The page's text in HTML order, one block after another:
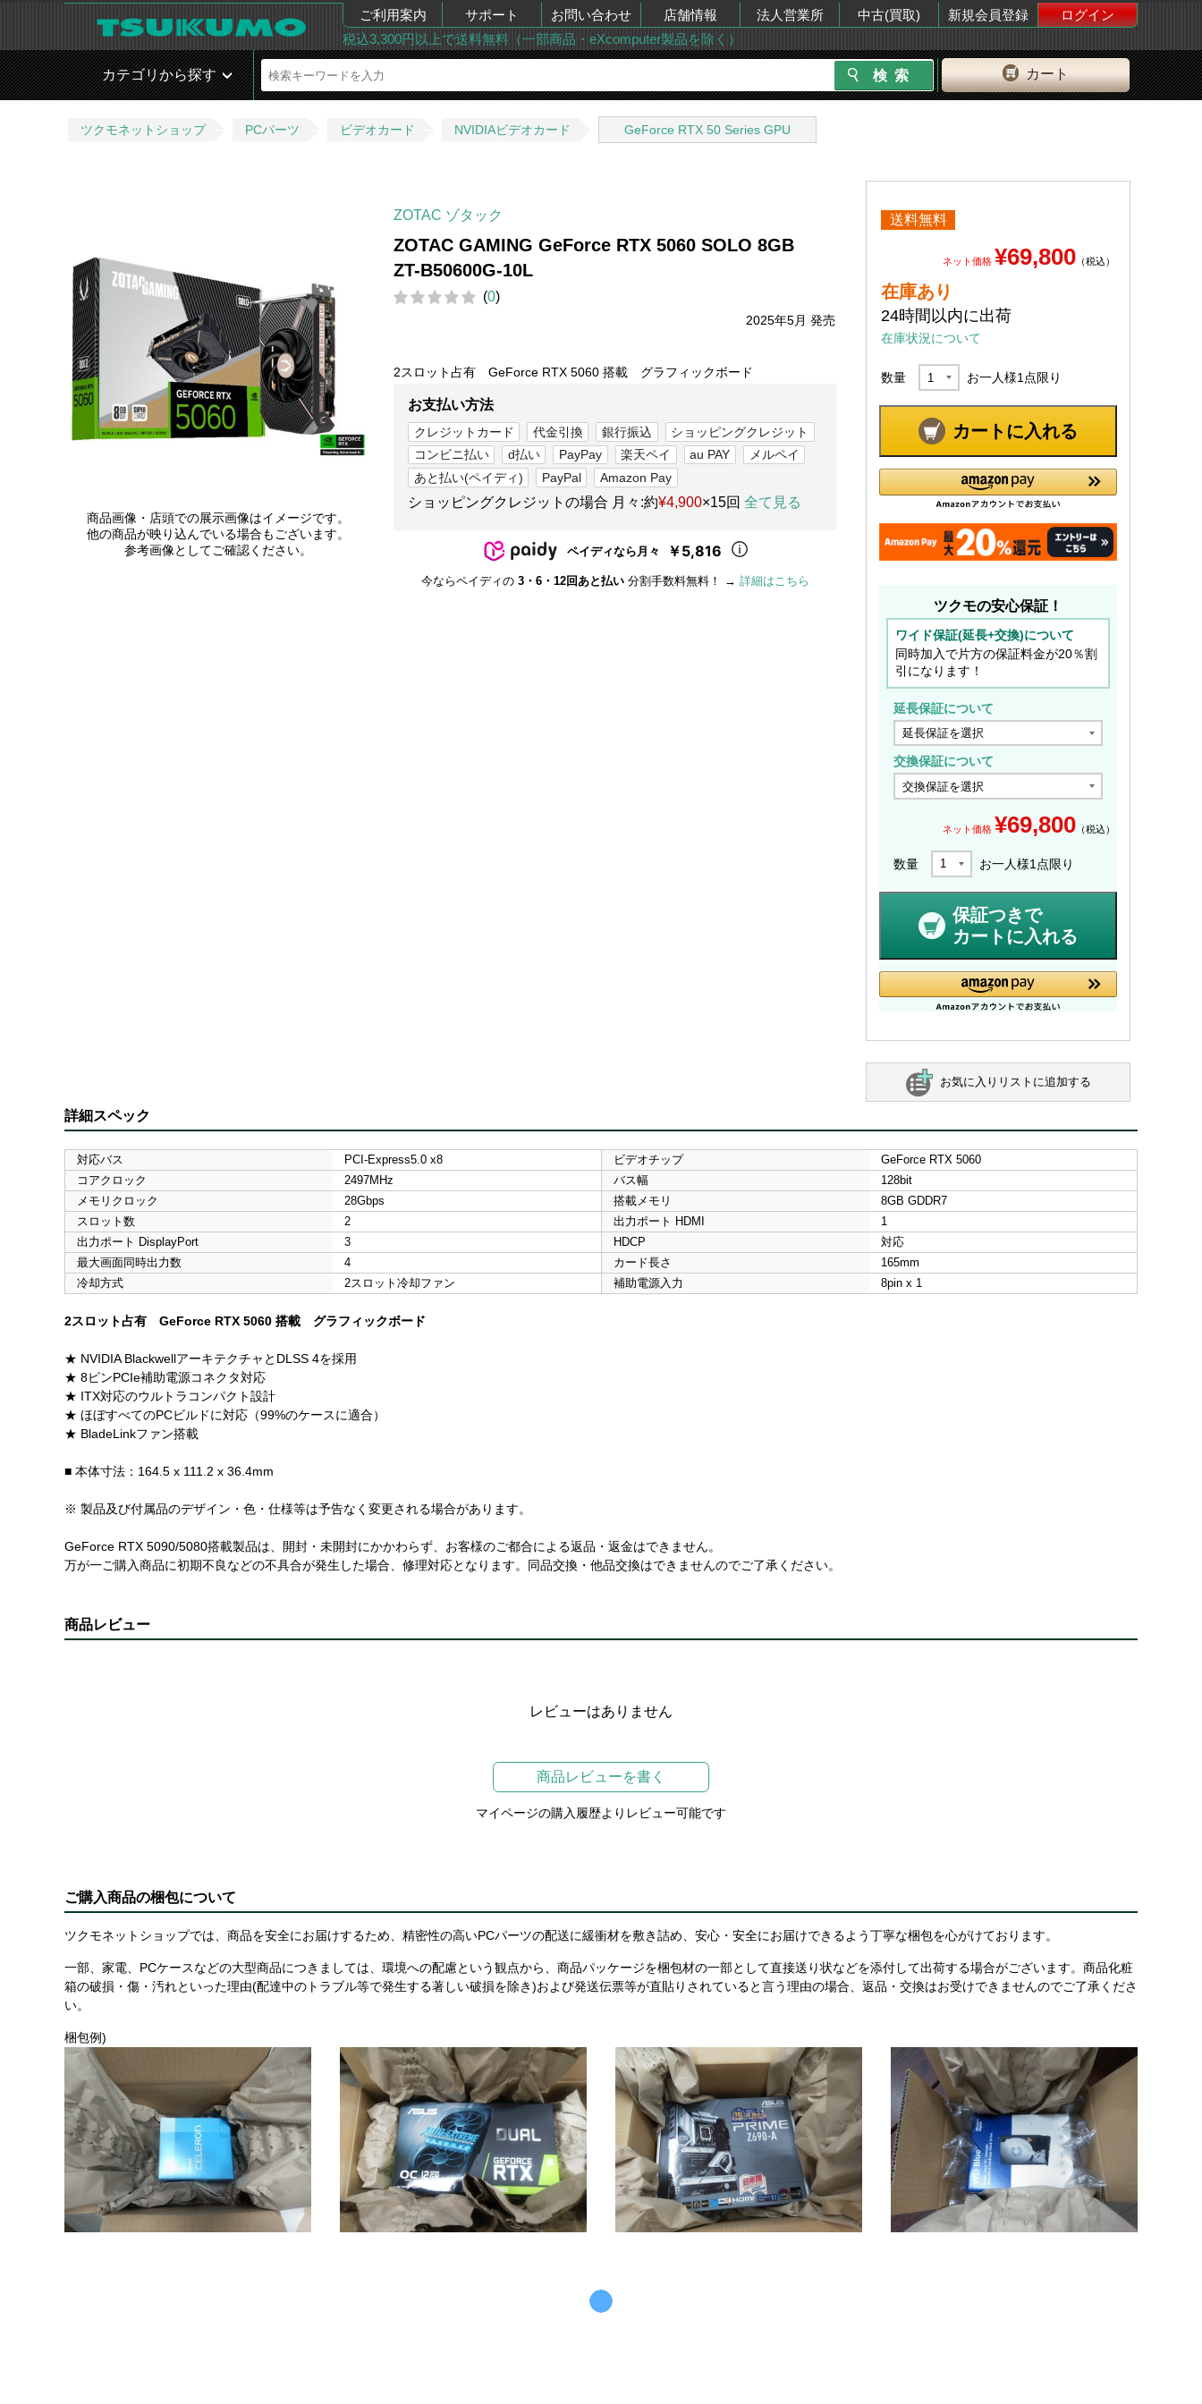
ご利用案内 サポート お問い合わせ 店舗情報 法人営業所 中古(買取) 新規会員登録
ログイン
税込3,300円以上で送料無料（一部商品・eXcomputer製品を除く）
カート
カテゴリから探す
ツクモネットショップ PCパーツ ビデオカード NVIDIAビデオカード GeForce RTX 50 Series GPU
商品画像・店頭での展示画像はイメージです。
他の商品が映り込んでいる場合もございます。
参考画像としてご確認ください。
ZOTAC ゾタック
ZOTAC GAMING GeForce RTX 5060 SOLO 8GB
ZT-B50600G-10L
(0)
2025年5月 発売
2スロット占有 GeForce RTX 5060 搭載 グラフィックボード
お支払い方法
クレジットカード 代金引換 銀行振込
ショッピングクレジット
コンビニ払い
d払い PayPay 楽天ペイ au PAY
メルペイ
あと払い(ペイディ)
PayPal Amazon Pay
ショッピングクレジットの場合 月々:約¥4,900×15回 全て見る
ペイディなら月々 ￥5,816
今ならペイディの 3・6・12回あと払い 分割手数料無料！ → 詳細はこちら
送料無料
ネット価格 ¥69,800 （税込）
在庫あり
24時間以内に出荷
在庫状況について
数量 お一人様1 点限り
カートに入れる
ツクモの安心保証！
ワイド保証(延長+交換)について
同時加入で片方の保証料金が20％割
引になります！
延長保証について
交換保証について
ネット価格 ¥69,800 （税込）
数量 お一人様1 点限り
保証つきで
カートに入れる
お気に入りリストに追加する
詳細スペック
対応バス PCI-Express5.0 x8 ビデオチップ
GeForce RTX 5060
コアクロック
2497MHz バス幅
128bit
メモリクロック
28Gbps 搭載メモリ
8GB GDDR7
スロット数
2 出力ポート HDMI
1
出力ポート DisplayPort
3 HDCP
対応
最大画面同時出力数
4 カード長さ
165mm
冷却方式
2スロット冷却ファン 補助電源入力 8pin x 1
2スロット占有 GeForce RTX 5060 搭載 グラフィックボード
★ NVIDIA BlackwellアーキテクチャとDLSS 4を採用
★ 8ピンPCIe補助電源コネクタ対応
★ ITX対応のウルトラコンパクト設計
★ ほぼすべてのPCビルドに対応（99%のケースに適合）
★ BladeLinkファン搭載
■ 本体寸法：164.5 x 111.2 x 36.4mm
※ 製品及び付属品のデザイン・色・仕様等は予告なく変更される場合があります。
GeForce RTX 5090/5080搭載製品は、開封・未開封にかかわらず、お客様のご都合による返品・返金はできません。
万が一ご購入商品に初期不良などの不具合が発生した場合、修理対応となります。同品交換・他品交換はできませんのでご了承ください。
商品レビュー
レビューはありません
商品レビューを書く
マイページの購入履歴よりレビュー可能です
ご購入商品の梱包について
ツクモネットショップでは、商品を安全にお届けするため、精密性の高いPCパーツの配送に緩衝材を敷き詰め、安心・安全にお届けできるよう丁寧な梱包を心がけております。
一部、家電、PCケースなどの大型商品につきましては、環境への配慮という観点から、商品パッケージを梱包材の一部として直接送り状などを添付して出荷する場合がございます。商品化粧
箱の破損・傷・汚れといった理由(配達中のトラブル等で発生する著しい破損を除き)および発送伝票等が直貼りされていると言う理由の場合、返品・交換はお受けできませんのでご了承くださ
い。
梱包例)